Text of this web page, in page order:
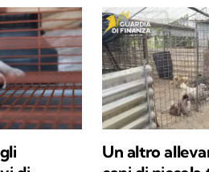
Un altro